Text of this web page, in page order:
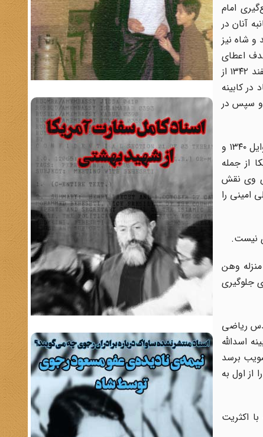
امام
آنان در
و شاه نیز
اعطای
مصونیت سیاسی و کنسولی به اتباع آمریکایی در ایران، در دستور کار دولت قرار گرفت. پیشنهاد تصویب کاپیتولاسیون ابتدا در اسفند ۱۳۴۲ از
واقف بود آن را مسکوت گذاشت(10) این پیشنهاد در کابینه
سنا به تصویب رسید و سپس در
حسنعلی منصور سیاستمداری بود که مانند پدرش «منصور الملک» پرورش یافته انگلیسی‌ها بود.(11) او موسس «کانون مترقی» در اوایل ۱۳۴۰ و
آمریکا از جمله
وی نقش
امینی را
نیست.
وهن
جلوگیری
ریاضی
اسدالله
برسد
اول به
اکثریت